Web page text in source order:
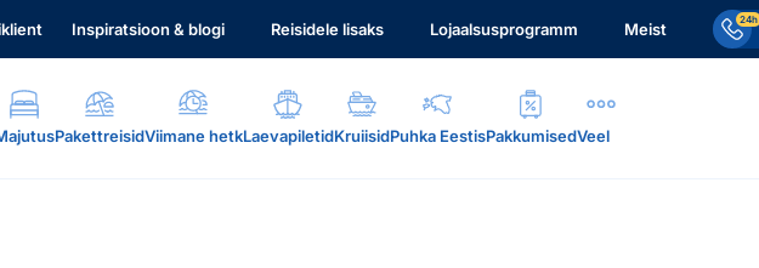
Inspiratsioon & blogi Reisidele lisaks Lojaalsusprogramm Meist 24h
PakettreisidViimane hetkLaevapiletidKruiisidPuhka EestisPakkumisedVeel